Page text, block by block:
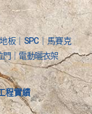
板｜SPC｜馬賽克
門｜電動曬衣架
程實績